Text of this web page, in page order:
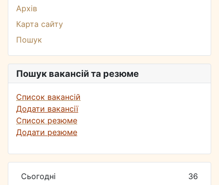
Архів
Карта сайту
Пошук
Пошук вакансій та резюме
Список вакансій
Додати вакансії
Список резюме
Додати резюме
Сьогодні
36